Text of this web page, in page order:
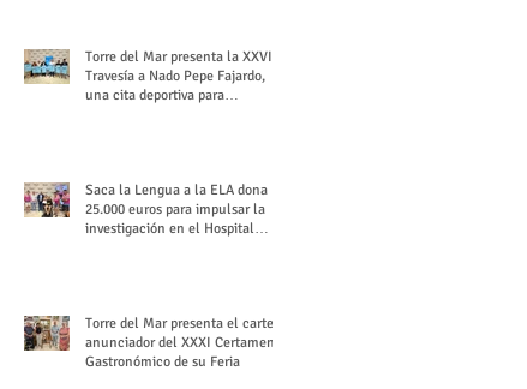
Torre del Mar presenta la XXVI
Travesía a Nado Pepe Fajardo,
una cita deportiva para
Saca la Lengua a la ELA dona
25.000 euros para impulsar la
investigación en el Hospital
Torre del Mar presenta el cartel
anunciador del XXXI Certamen
Gastronómico de su Feria